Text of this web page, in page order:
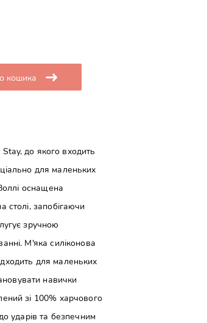
кошика
Stay, до якого входить
для маленьких
оснащена
столі, запобігаючи
зручною
М'яка силіконова
для маленьких
навички
зі 100% харчового
ударів та безпечним